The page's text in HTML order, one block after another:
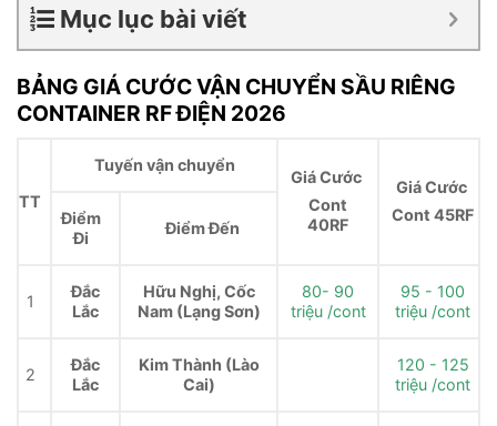
Mục lục bài viết
BẢNG GIÁ CƯỚC VẬN CHUYỂN SẦU RIÊNG
CONTAINER RF ĐIỆN 2026
TT
Tuyến vận chuyển
Giá Cước
Cont
40RF
Giá Cước
Cont 45RF
Điểm
Đi
Điểm Đến
1
Đắc
Lắc
Hữu Nghị, Cốc
Nam (Lạng Sơn)
80- 90
triệu /cont
95 - 100
triệu /cont
2
Đắc
Lắc
Kim Thành (Lào
Cai)
120 - 125
triệu /cont